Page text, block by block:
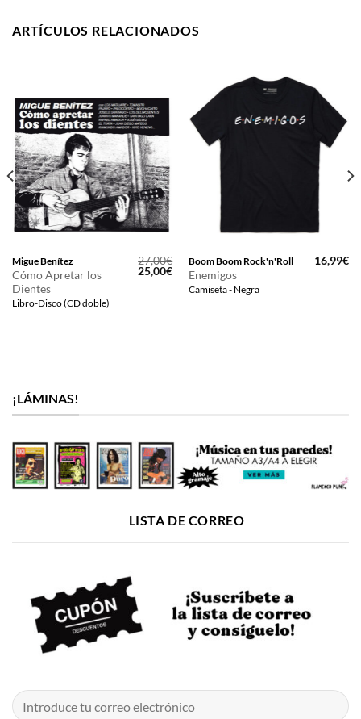
ARTÍCULOS RELACIONADOS
Migue Benítez
Cómo Apretar los
Dientes
Libro-Disco (CD doble)
27,00€
El
precio
25,00€El
precio
actual
Boom Boom Rock'n'Roll
Enemigos
Camiseta - Negra
16,99€
¡LÁMINAS!
LISTA DE CORREO